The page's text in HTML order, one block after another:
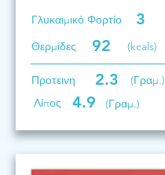
Γλυκαιμικό Φορτίο 3
Θερμίδες 92 (kcals)
Προτεινη 2.3
(Γραμ.)
Λίπος
4.9 (Γραμ.)